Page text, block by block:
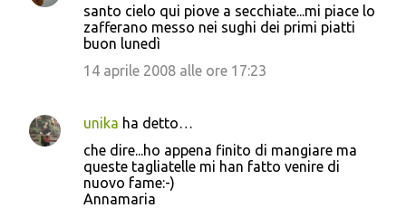
santo cielo qui piove a secchiate...mi piace lo
zafferano messo nei sughi dei primi piatti
buon lunedì
14 aprile 2008 alle ore 17:23
unika ha detto…
che dire...ho appena finito di mangiare ma
queste tagliatelle mi han fatto venire di
nuovo fame:-)
Annamaria